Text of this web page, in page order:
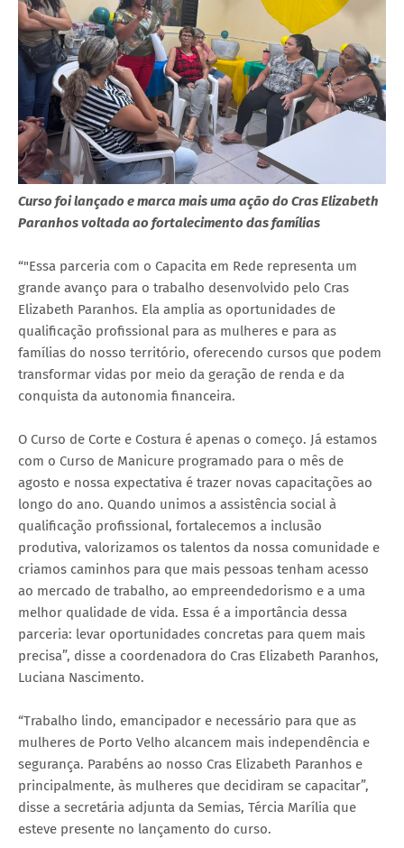
Curso foi lançado e marca mais uma ação do Cras Elizabeth
Paranhos voltada ao fortalecimento das famílias
“"Essa parceria com o Capacita em Rede representa um
grande avanço para o trabalho desenvolvido pelo Cras
Elizabeth Paranhos. Ela amplia as oportunidades de
qualificação profissional para as mulheres e para as
famílias do nosso território, oferecendo cursos que podem
transformar vidas por meio da geração de renda e da
conquista da autonomia financeira.
O Curso de Corte e Costura é apenas o começo. Já estamos
com o Curso de Manicure programado para o mês de
agosto e nossa expectativa é trazer novas capacitações ao
longo do ano. Quando unimos a assistência social à
qualificação profissional, fortalecemos a inclusão
produtiva, valorizamos os talentos da nossa comunidade e
criamos caminhos para que mais pessoas tenham acesso
ao mercado de trabalho, ao empreendedorismo e a uma
melhor qualidade de vida. Essa é a importância dessa
parceria: levar oportunidades concretas para quem mais
precisa”, disse a coordenadora do Cras Elizabeth Paranhos,
Luciana Nascimento.
“Trabalho lindo, emancipador e necessário para que as
mulheres de Porto Velho alcancem mais independência e
segurança. Parabéns ao nosso Cras Elizabeth Paranhos e
principalmente, às mulheres que decidiram se capacitar”,
disse a secretária adjunta da Semias, Tércia Marília que
esteve presente no lançamento do curso.